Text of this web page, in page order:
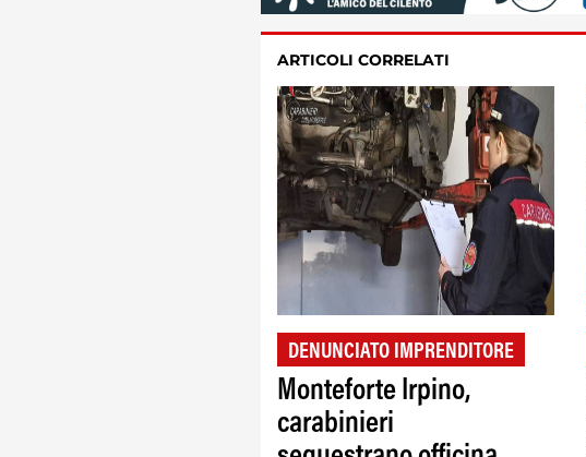
ARTICOLI CORRELATI
DENUNCIATO IMPRENDITORE
Monteforte Irpino,
carabinieri